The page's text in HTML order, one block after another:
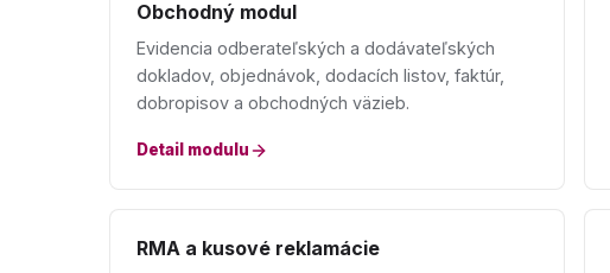
Obchodný modul
Evidencia odberateľských a dodávateľských
dokladov, objednávok, dodacích listov, faktúr,
dobropisov a obchodných väzieb.
Detail modulu
RMA a kusové reklamácie